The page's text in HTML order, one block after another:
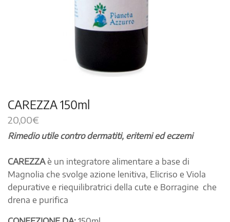
CAREZZA 150ml
20,00€
Rimedio utile contro dermatiti, eritemi ed eczemi
CAREZZAè un integratore alimentare a base di
Magnolia che svolge azione lenitiva, Elicriso e Viola
depurative e riequilibratrici della cute e Borragine che
drena e purifica